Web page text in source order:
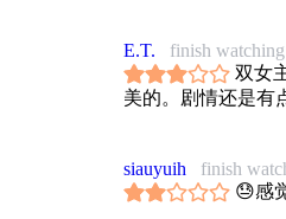
E.T.
finish watching
双女
美的。剧情还是有
siauyuih
finish
😓感